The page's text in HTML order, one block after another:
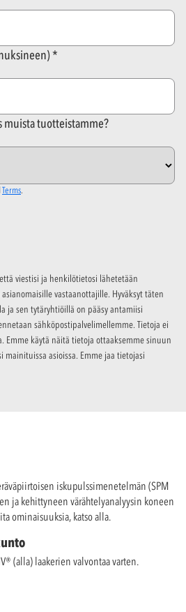
tuotteistamme?
Terms
viestisi ja henkilötietosi lähetetään
vastaanottajille. Hyväksyt täten
ja sen tytäryhtiöillä on pääsy antamiisi
sähköpostipalvelimellemme. Tietoja ei
käytä näitä tietoja ottaaksemme sinuun
mainituissa asioissa. Emme jaa tietojasi
iskupulssimenetelmän (SPM
ja kehittyneen värähtelyanalyysin koneen
ominaisuuksia, katso alla.
(alla) laakerien valvontaa varten.